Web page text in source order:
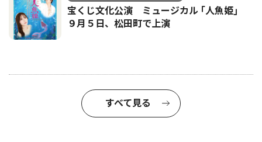
宝くじ文化公演 ミュージカル ｢人魚姫｣
９月５日、松田町で上演
すべて見る